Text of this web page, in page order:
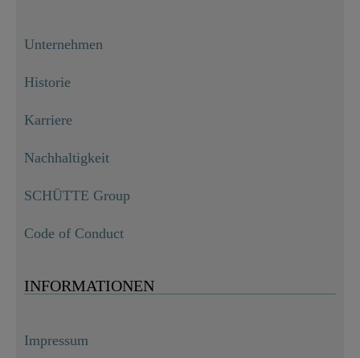
Unternehmen
Historie
Karriere
Nachhaltigkeit
SCHÜTTE Group
Code of Conduct
INFORMATIONEN
Impressum